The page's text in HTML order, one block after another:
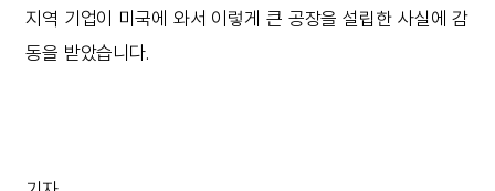
지역 기업이 미국에 와서 이렇게 큰 공장을 설립한 사실에 감
동을 받았습니다.